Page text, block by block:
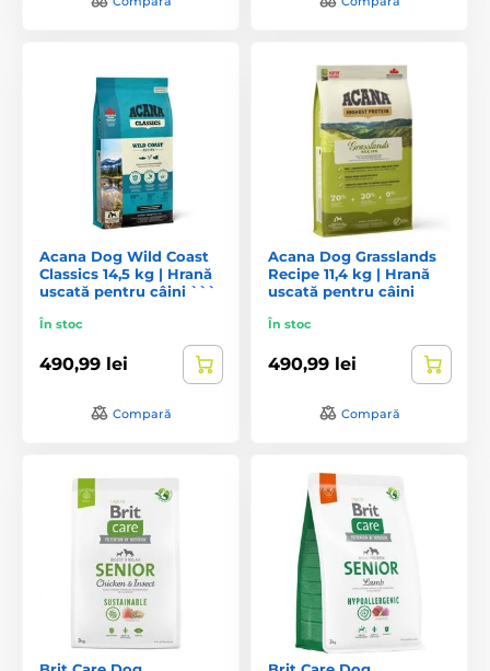
Acana Dog Wild Coast
Classics 14,5 kg | Hrană
uscată pentru câini ```
În stoc
490,99 lei
Compară
Acana Dog Grasslands
Recipe 11,4 kg | Hrană
uscată pentru câini
În stoc
490,99 lei
Compară